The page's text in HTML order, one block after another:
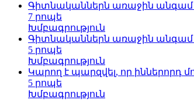
Գիտնականներն առաջին անգամ
7 րոպե
Խմբագրություն
Գիտնականներն առաջին անգամ
5 րոպե
Խմբագրություն
Կարող է պարզվել, որ իններորդ
5 րոպե
Խմբագրություն